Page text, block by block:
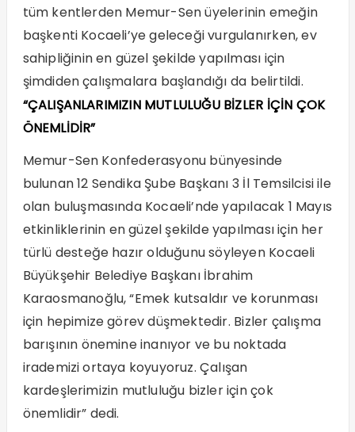
tüm kentlerden Memur-Sen üyelerinin emeğin
başkenti Kocaeli’ye geleceği vurgulanırken, ev
sahipliğinin en güzel şekilde yapılması için
şimdiden çalışmalara başlandığı da belirtildi.
“ÇALIŞANLARIMIZIN MUTLULUĞU BİZLER İÇİN ÇOK
ÖNEMLİDİR”
Memur-Sen Konfederasyonu bünyesinde
bulunan 12 Sendika Şube Başkanı 3 İl Temsilcisi ile
olan buluşmasında Kocaeli’nde yapılacak 1 Mayıs
etkinliklerinin en güzel şekilde yapılması için her
türlü desteğe hazır olduğunu söyleyen Kocaeli
Büyükşehir Belediye Başkanı İbrahim
Karaosmanoğlu, “Emek kutsaldır ve korunması
için hepimize görev düşmektedir. Bizler çalışma
barışının önemine inanıyor ve bu noktada
irademizi ortaya koyuyoruz. Çalışan
kardeşlerimizin mutluluğu bizler için çok
önemlidir” dedi.